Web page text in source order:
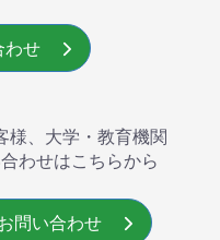
わせ
様、大学・教育機関
わせはこちらから
問い合わせ